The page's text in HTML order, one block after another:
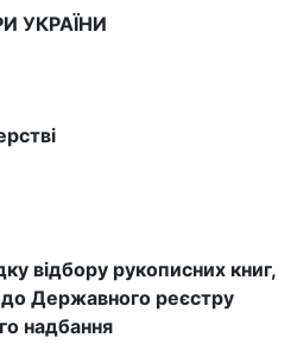
УКРАЇНИ
відбору рукописних книг,
до Державного реєстру
надбання